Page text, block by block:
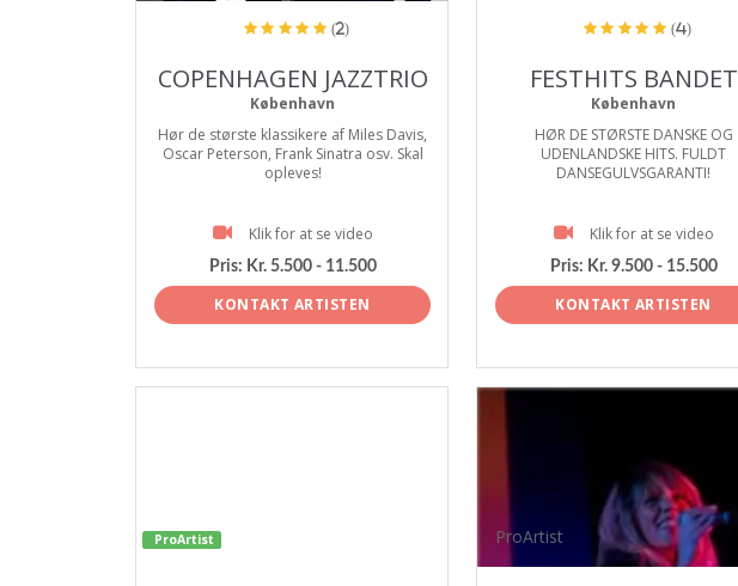
(2)
COPENHAGEN JAZZTRIO
København
Hør de største klassikere af Miles Davis,
Oscar Peterson, Frank Sinatra osv. Skal
opleves!
Klik for at se video
Pris: Kr. 5.500 - 11.500
KONTAKT ARTISTEN
(4)
FESTHITS BANDET
København
HØR DE STØRSTE DANSKE OG
UDENLANDSKE HITS. FULDT
DANSEGULVSGARANTI!
Klik for at se video
Pris: Kr. 9.500 - 15.500
KONTAKT ARTISTEN
ProArtist ProArtist